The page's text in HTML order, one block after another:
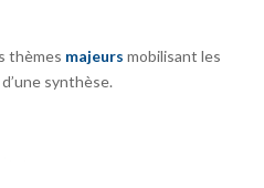
thèmes majeurs mobilisant les
synthèse.